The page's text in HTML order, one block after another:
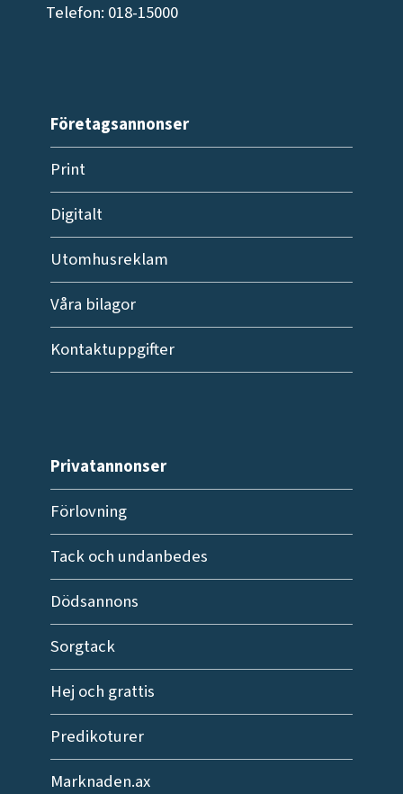
Telefon: 018-15000
Företagsannonser
Print
Digitalt
Utomhusreklam
Våra bilagor
Kontaktuppgifter
Privatannonser
Förlovning
Tack och undanbedes
Dödsannons
Sorgtack
Hej och grattis
Predikoturer
Marknaden.ax